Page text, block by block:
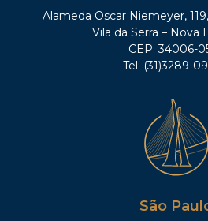
Alameda Oscar Niemeyer, 119,
Vila da Serra – Nova
CEP: 34006-
Tel: (31)3289-
São